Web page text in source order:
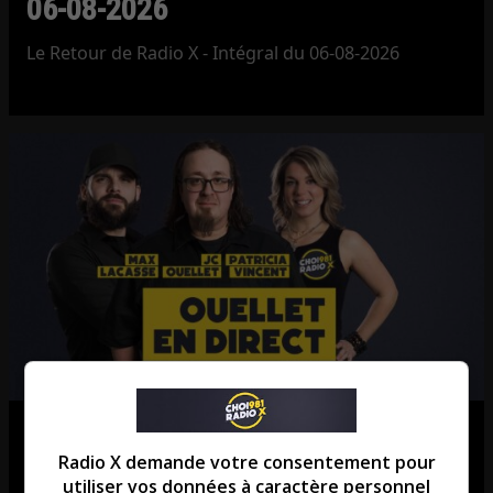
06-08-2026
Le Retour de Radio X - Intégral du 06-08-2026
Ouellet en direct – Intégral du 06-
08-2026
Radio X demande votre consentement pour
utiliser vos données à caractère personnel